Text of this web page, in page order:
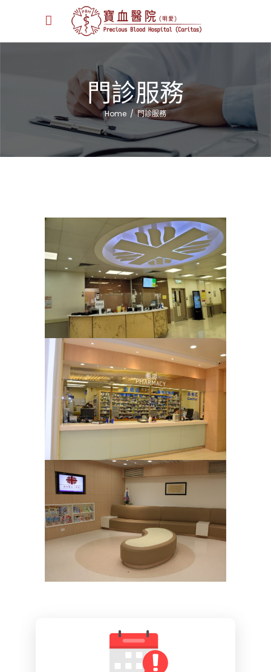
門診服務
Home /門診服務